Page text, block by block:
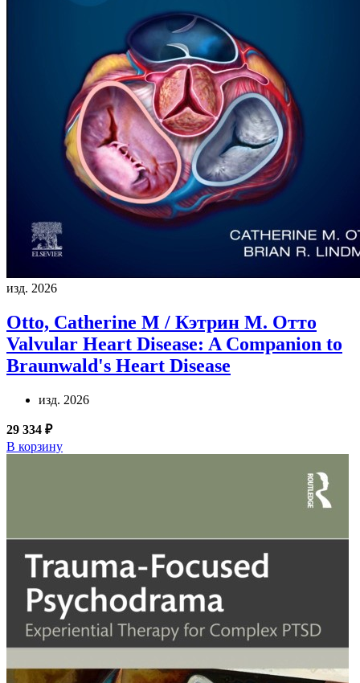
изд. 2026
Otto, Catherine M / Кэтрин М. Отто
Valvular Heart Disease: A Companion to
Braunwald's Heart Disease
изд. 2026
29 334 ₽
В корзину